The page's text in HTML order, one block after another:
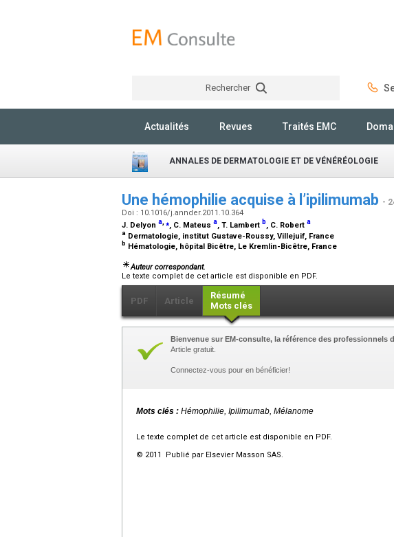
Rechercher
Actualités Revues Traités EMC
ANNALES DE DERMATOLOGIE ET DE VÉNÉRÉOLOGIE
Une hémophilie acquise à l’ipilimumab -
Doi : 10.1016/j.annder.2011.10.364
J. Delyon a ⁎, C. Mateus a, T. Lambert b, C. Robert a
a Dermatologie, institut Gustave-Roussy, Villejuif, France
b Hématologie, hôpital Bicêtre, Le Kremlin-Bicêtre, France
Auteur correspondant.
Le texte complet de cet article est disponible en PDF.
PDF Article
Résumé
Mots clés
Bienvenue sur EM-consulte, la référence des professionnels
Article gratuit.
Connectez-vous pour en bénéficier!
Mots clés : Hémophilie, Ipilimumab, Mélanome
Le texte complet de cet article est disponible en PDF.
© 2011 Publié par Elsevier Masson SAS.